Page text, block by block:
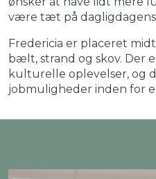
være tæt på
Fredericia er placeret
bælt, strand og skov. Der
kulturelle oplevelser, og
jobmuligheder inden for